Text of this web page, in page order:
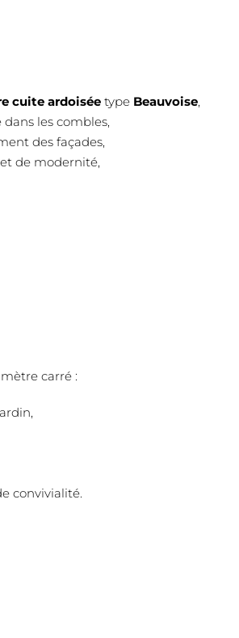
cuite ardoisée type Beauvoise,
les combles,
des façades,
de modernité,
carré :
convivialité.